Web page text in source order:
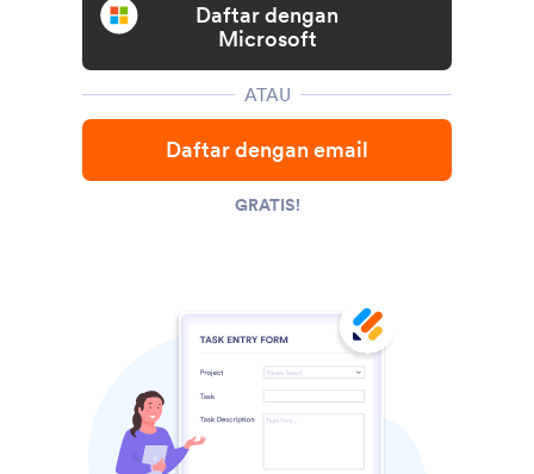
Daftar dengan
Microsoft
ATAU
Daftar dengan email
GRATIS!